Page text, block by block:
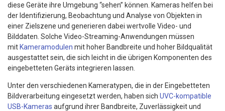
diese Geräte ihre Umgebung “sehen” können. Kameras helfen bei
der Identifizierung, Beobachtung und Analyse von Objekten in
einer Zielszene und generieren dabei wertvolle Video- und
Bilddaten. Solche Video-Streaming-Anwendungen müssen
mit Kameramodulen mit hoher Bandbreite und hoher Bildqualität
ausgestattet sein, die sich leicht in die übrigen Komponenten des
eingebetteten Geräts integrieren lassen.
Unter den verschiedenen Kameratypen, die in der Eingebetteten
Bildverarbeitung eingesetzt werden, haben sich UVC-kompatible
USB-Kameras aufgrund ihrer Bandbreite, Zuverlässigkeit und